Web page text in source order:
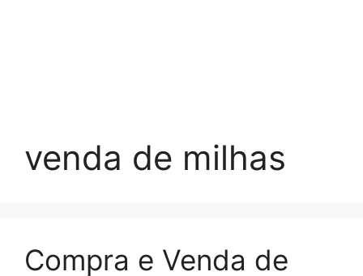
venda de milhas
Compra e Venda de